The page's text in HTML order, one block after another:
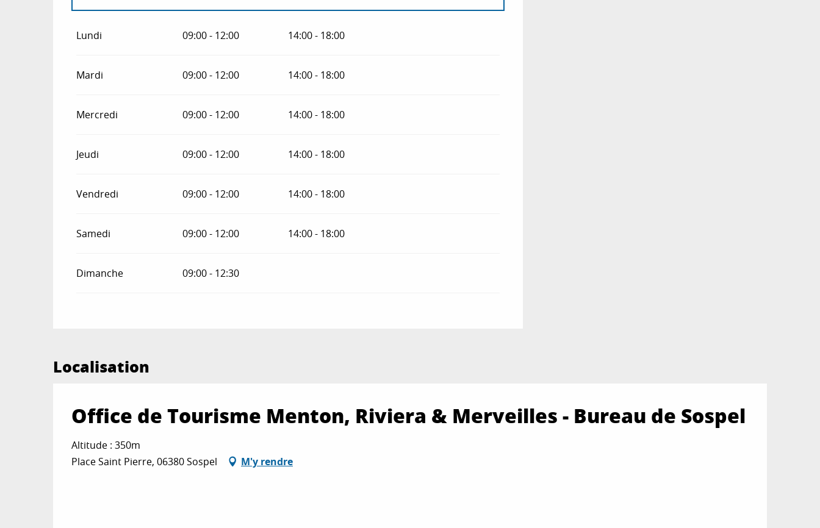
Du26 décembre 2026 au31 décembre 2026
Lundi 09:00 - 12:00 14:00 - 18:00
Mardi 09:00 - 12:00 14:00 - 18:00
Mercredi 09:00 - 12:00 14:00 - 18:00
Jeudi 09:00 - 12:00 14:00 - 18:00
Vendredi 09:00 - 12:00 14:00 - 18:00
Samedi 09:00 - 12:00 14:00 - 18:00
Dimanche 09:00 - 12:30
Localisation
Office de Tourisme Menton, Riviera & Merveilles - Bureau de Sospel
Altitude : 350m
Place Saint Pierre, 06380 Sospel
M'y rendre